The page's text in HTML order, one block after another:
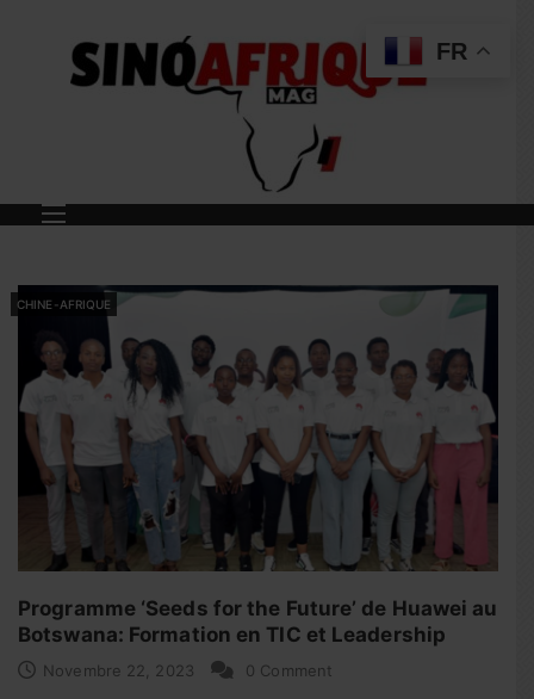
CHINE-AFRIQUE
Programme ‘Seeds for the Future’ de Huawei au
Botswana: Formation en TIC et Leadership
Novembre 22, 2023 0 Comment
FR